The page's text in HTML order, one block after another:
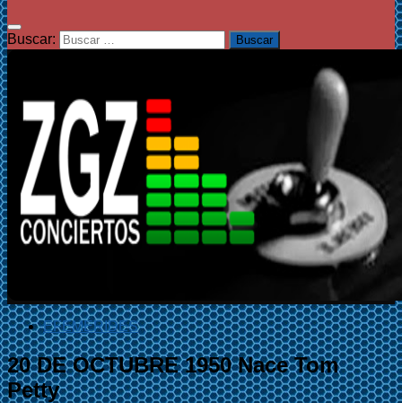
Buscar:
EFEMÉRIDES
20 DE OCTUBRE 1950 Nace Tom
Petty